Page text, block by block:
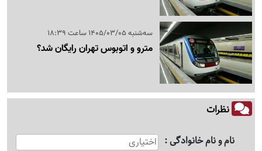
سه‌شنبه 1405/03/05 ساعت 18:39
مترو و اتوبوس تهران رایگان شد؟
نظرات
نام و نام خانوادگی